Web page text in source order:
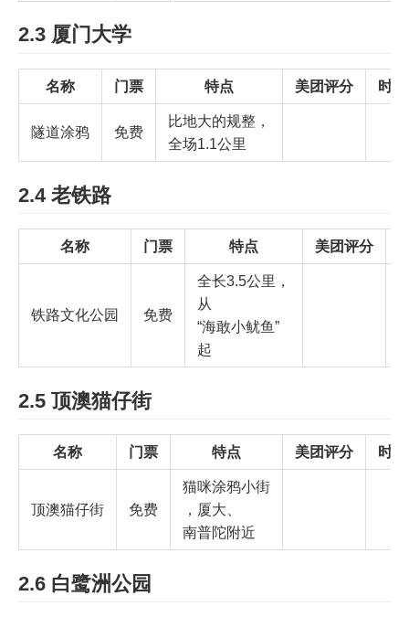
2.3 厦门大学
名称 门票 特点 美团评分 时间
隧道涂鸦 免费
比地大的规整，
全场1.1公里
2.4 老铁路
名称 门票 特点 美团评分
铁路文化公园 免费
全长3.5公里，
从
“海敢小鱿鱼”
起
2.5 顶澳猫仔街
名称 门票 特点 美团评分 时间
顶澳猫仔街 免费
猫咪涂鸦小街
，厦大、
南普陀附近
2.6 白鹭洲公园